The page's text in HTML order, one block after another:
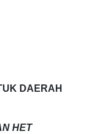
DAERAH
HET